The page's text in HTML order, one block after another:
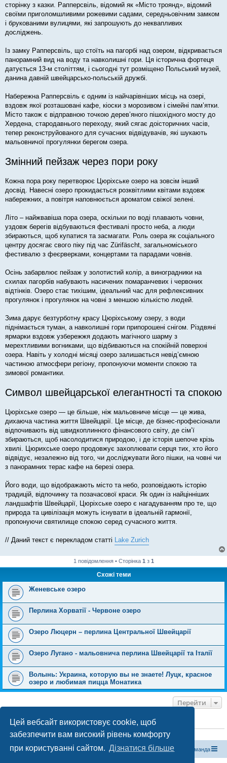
Цей вебсайт використовує cookie, щоб
забезпечити вам високий рівень комфорту
при користуванні сайтом. Дізнатися більше
сторінку з казки. Рапперсвіль, відомий як «Місто троянд», відомий
своїми приголомшливими рожевими садами, середньовічним замком
і брукованими вулицями, які запрошують до неквапливих
досліджень.
Із замку Рапперсвіль, що стоїть на пагорбі над озером, відкривається
панорамний вид на воду та навколишні гори. Ця історична фортеця
датується 13-м століттям, і сьогодні тут розміщено Польський музей,
данина давній швейцарсько-польській дружбі.
Набережна Рапперсвіль є одним із найчарівніших місць на озері,
вздовж якої розташовані кафе, кіоски з морозивом і сімейні пам’ятки.
Місто також є відправною точкою дерев’яного пішохідного мосту до
Хердена, стародавнього переходу, який сягає доісторичних часів,
тепер реконструйованого для сучасних відвідувачів, які шукають
мальовничої прогулянки берегом озера.
Змінний пейзаж через пори року
Кожна пора року перетворює Цюріхське озеро на зовсім інший
досвід. Навесні озеро прокидається розквітлими квітами вздовж
набережних, а повітря наповнюється ароматом свіжої зелені.
Літо – найжвавіша пора озера, оскільки по воді плавають човни,
уздовж берегів відбуваються фестивалі просто неба, а люди
збираються, щоб купатися та засмагати. Роль озера як соціального
центру досягає свого піку під час Zürifäscht, загальноміського
фестивалю з феєрверками, концертами та парадами човнів.
Осінь забарвлює пейзаж у золотистий колір, а виноградники на
схилах пагорбів набувають насичених помаранчевих і червоних
відтінків. Озеро стає тихішим, ідеальний час для рефлексивних
прогулянок і прогулянок на човні з меншою кількістю людей.
Зима дарує безтурботну красу Цюріхському озеру, з води
піднімається туман, а навколишні гори припорошені снігом. Різдвяні
ярмарки вздовж узбережжя додають магічного шарму з
мерехтливими вогниками, що відбиваються на спокійній поверхні
озера. Навіть у холодні місяці озеро залишається невід’ємною
частиною атмосфери регіону, пропонуючи моменти спокою та
зимової романтики.
Символ швейцарської елегантності та спокою
Цюріхське озеро — це більше, ніж мальовниче місце — це жива,
дихаюча частина життя Швейцарії. Це місце, де бізнес-професіонали
відпочивають від швидкоплинного фінансового світу, де сім’ї
збираються, щоб насолодитися природою, і де історія шепоче крізь
хвилі. Цюрихське озеро продовжує захоплювати серця тих, хто його
відвідує, незалежно від того, чи досліджувати його пішки, на човні чи
з панорамних терас кафе на березі озера.
Його води, що відображають місто та небо, розповідають історію
традицій, відпочинку та позачасової краси. Як один із найцінніших
ландшафтів Швейцарії, Цюріхське озеро є нагадуванням про те, що
природа та цивілізація можуть існувати в ідеальній гармонії,
пропонуючи святилище спокою серед сучасного життя.
// Даний текст є перекладом статті Lake Zurich
1 повідомлення • Сторінка 1 з 1
Схожі теми
Женевське озеро
Перлина Хорватії - Червоне озеро
Озеро Люцерн – перлина Центральної Швейцарії
Озеро Лугано - мальовнича перлина Швейцарії та Італії
Волынь: Украина, которую вы не знаете! Луцк, красное
озеро и любимая пицца Монатика
Перейти
ХТО ЗАРАЗ ОНЛАЙН
Зараз переглядають цей форум:ClaudeBot [бот ШІ]і 1 гість
Магазин спорядження Туристичний форум «Рюкзак» Команда